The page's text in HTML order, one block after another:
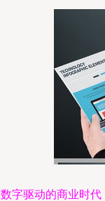
字驱动的商业时